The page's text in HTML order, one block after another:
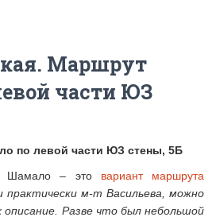
Маршрут
части ЮЗ
по левой части ЮЗ стены, 5Б
Шамало – это вариант маршрута
практически м-т Васильева, можно
описание. Разве что был небольшой